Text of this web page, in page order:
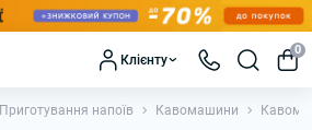
Клієнту
0
Приготування напоїв Кавомашини